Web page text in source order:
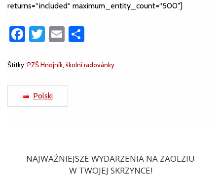
returns=“included“ maximum_entity_count=“500″]
Facebook
Twitter
Email
Štítky: PZŠ Hnojník, školní radovánky
Polski
NAJWAŻNIEJSZE WYDARZENIA NA ZAOLZIU
W TWOJEJ SKRZYNCE!